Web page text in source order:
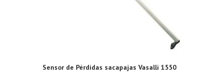
Sensor de Pérdidas sacapajas Vasalli 1550